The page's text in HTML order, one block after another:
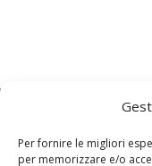
Per fornire le migliori
per memorizzare e/o